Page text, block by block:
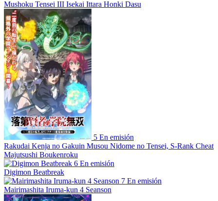
Mushoku Tensei III Isekai Ittara Honki Dasu
5 En emisión
Rakudai Kenja no Gakuin Musou Nidome no Tensei, S-Rank Cheat
Majutsushi Boukenroku
6 En emisión
Digimon Beatbreak
7 En emisión
Mairimashita Iruma-kun 4 Seanson